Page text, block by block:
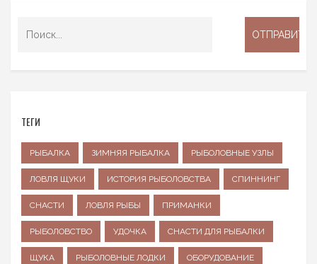
ТЕГИ
РЫБАЛКА ЗИМНЯЯ РЫБАЛКА РЫБОЛОВНЫЕ УЗЛЫ
ЛОВЛЯ ЩУКИ ИСТОРИЯ РЫБОЛОВСТВА СПИННИНГ
СНАСТИ ЛОВЛЯ РЫБЫ ПРИМАНКИ
РЫБОЛОВСТВО УДОЧКА СНАСТИ ДЛЯ РЫБАЛКИ
ЩУКА РЫБОЛОВНЫЕ ЛОДКИ ОБОРУДОВАНИЕ